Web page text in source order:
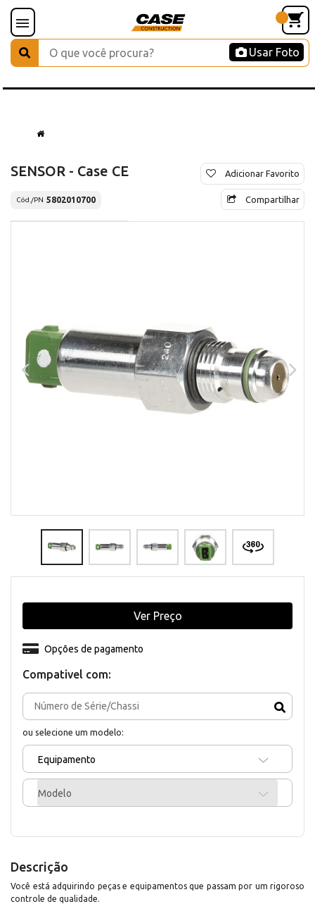
Usar Foto
SENSOR - Case CE
Cód./PN 5802010700
Adicionar Favorito
Compartilhar
Compativel com:
ou selecione um modelo:
Equipamento
Modelo
Opções de pagamento
Ver Preço
Descrição
Você está adquirindo peças e equipamentos que passam por um rigoroso
controle de qualidade.